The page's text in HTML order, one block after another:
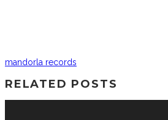
mandorla records
RELATED POSTS